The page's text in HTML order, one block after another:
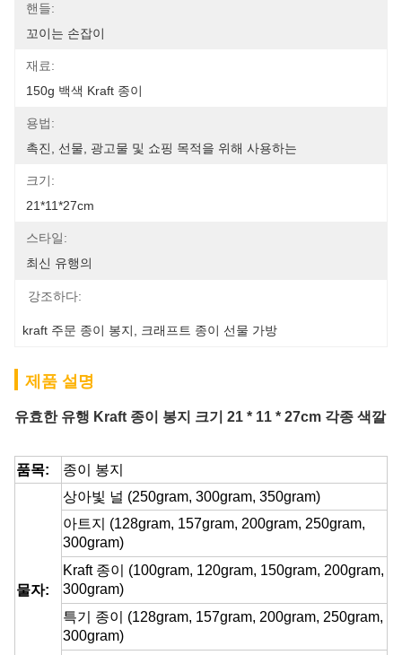
핸들:
꼬이는 손잡이
재료:
150g 백색 Kraft 종이
용법:
촉진, 선물, 광고물 및 쇼핑 목적을 위해 사용하는
크기:
21*11*27cm
스타일:
최신 유행의
강조하다:
kraft 주문 종이 봉지 크래프트 종이 선물 가방
제품 설명
유효한 유행 Kraft 종이 봉지 크기 21 * 11 * 27cm 각종 색깔
품목: 종이 봉지
물자:
상아빛 널 (250gram, 300gram, 350gram)
아트지 (128gram, 157gram, 200gram, 250gram,
300gram)
Kraft 종이 (100gram, 120gram, 150gram, 200gram,
300gram)
특기 종이 (128gram, 157gram, 200gram, 250gram,
300gram)